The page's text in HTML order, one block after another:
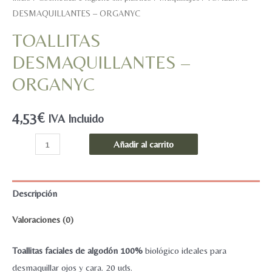
DESMAQUILLANTES – ORGANYC
TOALLITAS
DESMAQUILLANTES –
ORGANYC
4,53€ IVA Incluido
TOALLITAS
DESMAQUILLANTES
ORGANYC
Añadir al carrito
Descripción
Valoraciones (0)
Toallitas faciales de algodón 100% biológico ideales para
desmaquillar ojos y cara. 20 uds.